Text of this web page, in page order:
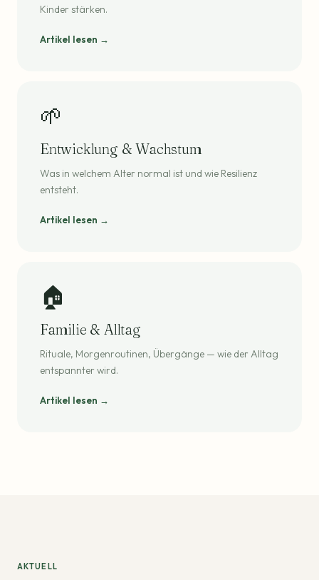
Kinder stärken.
Artikel lesen →
🌱
Entwicklung & Wachstum
Was in welchem Alter normal ist und wie Resilienz
entsteht.
Artikel lesen →
🏠
Familie & Alltag
Rituale, Morgenroutinen, Übergänge — wie der Alltag
entspannter wird.
Artikel lesen →
AKTUELL